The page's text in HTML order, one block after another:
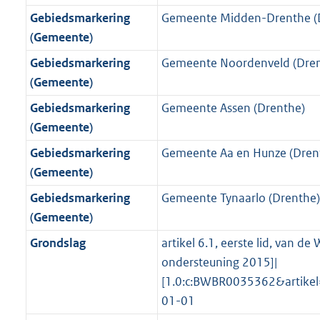
f
o
r
a
a
t
b
n
f
o
m
a
a
t
b
i
n
f
r
m
a
a
t
b
e
i
n
o
r
m
a
a
t
6
K
r
o
o
t
e
3
K
b
g
r
o
o
t
:
3
K
b
Gebiedsmarkering
(Gemeente)
Gemeente Midden-Drenthe
Gebiedsmarkering
(Gemeente)
Gemeente Noordenveld
Gebiedsmarkering
(Gemeente)
Gemeente Assen (Drenthe)
Gebiedsmarkering
(Gemeente)
Gemeente Aa en Hunze
Gebiedsmarkering
(Gemeente)
Gemeente Tynaarlo (Drenthe)
Grondslag
artikel 6.1, eerste lid, van de
ondersteuning 2015]|
01-01